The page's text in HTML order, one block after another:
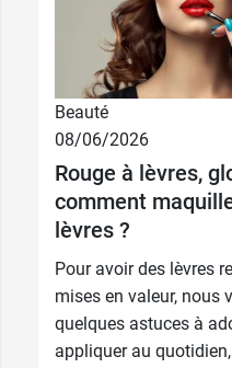
8,99 €
Coquelicot 8,99 €
Envie de
8,99 €
Framboise 8,99 €
Mandarine 8,99 €
Saumon 8,99 €
Beauté
08/06/2026
Rouge à lèvres,
comment
lèvres ?
Pour avoir des lèvres
mises en valeur, nous
quelques astuces à
appliquer au